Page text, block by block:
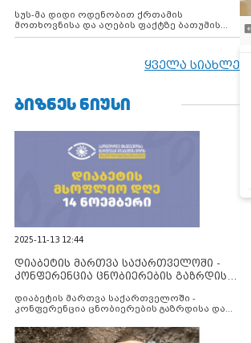
დააკავა
სუს-მა დიდი ოდენობით ქრთამის
მოთხოვნისა და აღების ფაქტზე ბათუმის
მერიის თანამშრომელი დააკავა
ყველა სიახლე
ᲑᲘᲖᲜᲔᲡ ᲜᲘᲣᲡᲘ
2025-11-13 12:44
დიაბეტის მართვა საქართველოში -
კონფერენცია ცნობიერების გაზრდისა
დიაბეტის მართვა საქართველოში -
კონფერენცია ცნობიერების გაზრდისა და